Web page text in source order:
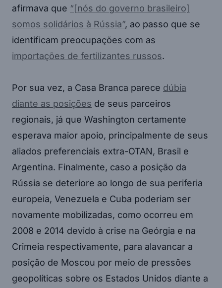
afirmava que “[nós do governo brasileiro]
somos solidários à Rússia”, ao passo que se
identificam preocupações com as
importações de fertilizantes russos.
Por sua vez, a Casa Branca parece dúbia
diante as posições de seus parceiros
regionais, já que Washington certamente
esperava maior apoio, principalmente de seus
aliados preferenciais extra-OTAN, Brasil e
Argentina. Finalmente, caso a posição da
Rússia se deteriore ao longo de sua periferia
europeia, Venezuela e Cuba poderiam ser
novamente mobilizadas, como ocorreu em
2008 e 2014 devido à crise na Geórgia e na
Crimeia respectivamente, para alavancar a
posição de Moscou por meio de pressões
geopolíticas sobre os Estados Unidos diante a